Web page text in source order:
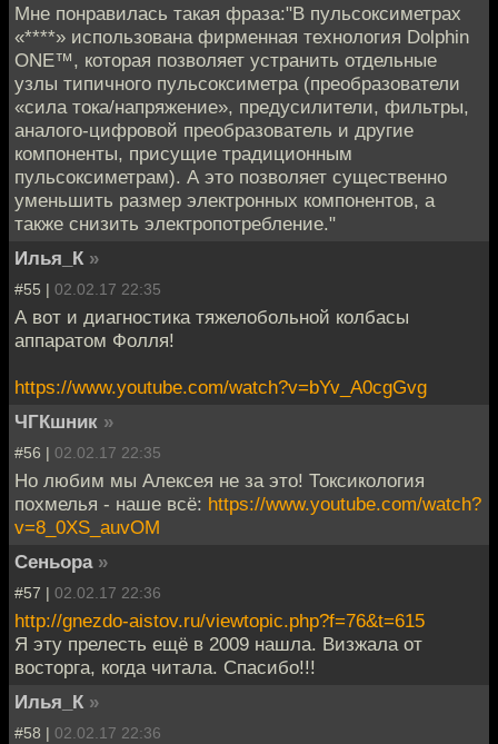
Мне понравилась такая фраза:"В пульсоксиметрах
«****» использована фирменная технология Dolphin
ONE™, которая позволяет устранить отдельные
узлы типичного пульсоксиметра (преобразователи
«сила тока/напряжение», предусилители, фильтры,
аналого-цифровой преобразователь и другие
компоненты, присущие традиционным
пульсоксиметрам). А это позволяет существенно
уменьшить размер электронных компонентов, а
также снизить электропотребление."
Илья_К »
#55 | 02.02.17 22:35
А вот и диагностика тяжелобольной колбасы
аппаратом Фолля!
https://www.youtube.com/watch?v=bYv_A0cgGvg
ЧГКшник »
#56 | 02.02.17 22:35
Но любим мы Алексея не за это! Токсикология
похмелья - наше всё: https://www.youtube.com/watch?
v=8_0XS_auvOM
Сеньора »
#57 | 02.02.17 22:36
http://gnezdo-aistov.ru/viewtopic.php?f=76&t=615
Я эту прелесть ещё в 2009 нашла. Визжала от
восторга, когда читала. Спасибо!!!
Илья_К »
#58 | 02.02.17 22:36